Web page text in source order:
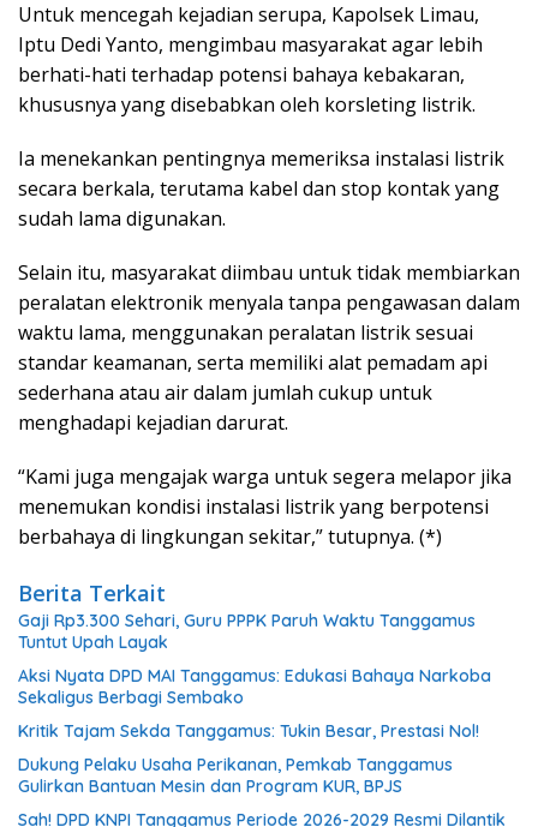
Untuk mencegah kejadian serupa, Kapolsek Limau,
Iptu Dedi Yanto, mengimbau masyarakat agar lebih
berhati-hati terhadap potensi bahaya kebakaran,
khususnya yang disebabkan oleh korsleting listrik.
Ia menekankan pentingnya memeriksa instalasi listrik
secara berkala, terutama kabel dan stop kontak yang
sudah lama digunakan.
Selain itu, masyarakat diimbau untuk tidak membiarkan
peralatan elektronik menyala tanpa pengawasan dalam
waktu lama, menggunakan peralatan listrik sesuai
standar keamanan, serta memiliki alat pemadam api
sederhana atau air dalam jumlah cukup untuk
menghadapi kejadian darurat.
“Kami juga mengajak warga untuk segera melapor jika
menemukan kondisi instalasi listrik yang berpotensi
berbahaya di lingkungan sekitar,” tutupnya. (*)
Berita Terkait
Gaji Rp3.300 Sehari, Guru PPPK Paruh Waktu Tanggamus
Tuntut Upah Layak
Aksi Nyata DPD MAI Tanggamus: Edukasi Bahaya Narkoba
Sekaligus Berbagi Sembako
Kritik Tajam Sekda Tanggamus: Tukin Besar, Prestasi Nol!
Dukung Pelaku Usaha Perikanan, Pemkab Tanggamus
Gulirkan Bantuan Mesin dan Program KUR, BPJS
Sah! DPD KNPI Tanggamus Periode 2026-2029 Resmi Dilantik